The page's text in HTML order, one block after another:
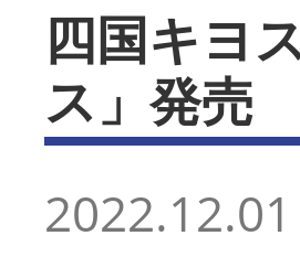
四国キヨ
ス」発売
2022.12.01